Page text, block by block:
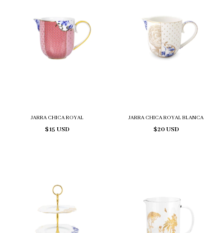
JARRA CHICA ROYAL
$15 USD
JARRA CHICA ROYAL BLANCA
$20 USD